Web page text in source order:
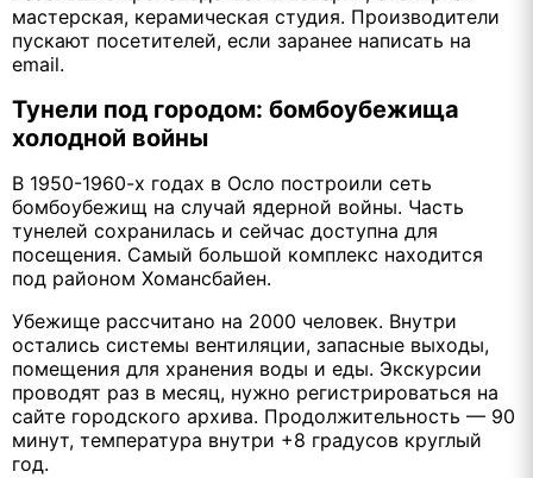
мастерская, керамическая студия. Производители
пускают посетителей, если заранее написать на
email.
Тунели под городом: бомбоубежища
холодной войны
В 1950-1960-х годах в Осло построили сеть
бомбоубежищ на случай ядерной войны. Часть
тунелей сохранилась и сейчас доступна для
посещения. Самый большой комплекс находится
под районом Хомансбайен.
Убежище рассчитано на 2000 человек. Внутри
остались системы вентиляции, запасные выходы,
помещения для хранения воды и еды. Экскурсии
проводят раз в месяц, нужно регистрироваться на
сайте городского архива. Продолжительность — 90
минут, температура внутри +8 градусов круглый
год.